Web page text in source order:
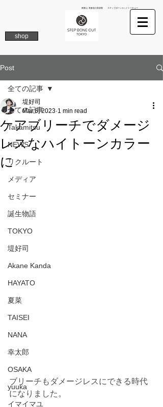
南青山 表参道の美容院 ステップボーンカットトーキョー
shop
Post
全ての記事
Takamitsu
NEWS
リクルート
メディア
セミナー
誕生物語
TOKYO
堤好司
Akane Kanda
HAYATO
夏菜
TAISEI
NANA
幸太郎
OSAKA
yuuka
イマイマユ
全ての記事
ケアブリーチでダメージ
レスなハイトーンカラー
に
堤好司
Mar 6, 2023 1 min read
ブリーチもダメージレスにできる時代
になりました。